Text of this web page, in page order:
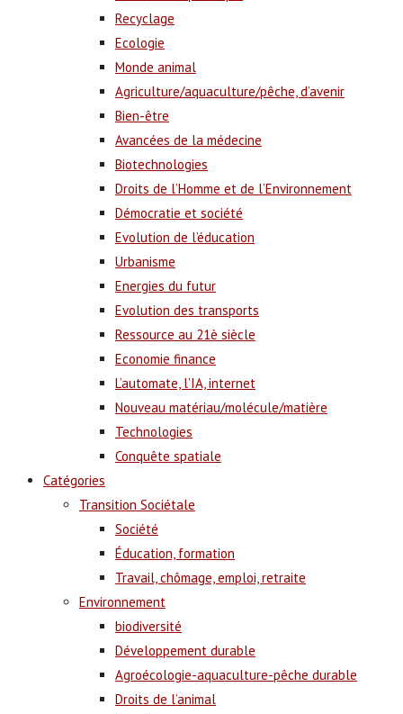
Recyclage
Ecologie
Monde animal
Agriculture/aquaculture/pêche, d’avenir
Bien-être
Avancées de la médecine
Biotechnologies
Droits de l’Homme et de l’Environnement
Démocratie et société
Evolution de l’éducation
Urbanisme
Energies du futur
Evolution des transports
Ressource au 21è siècle
Economie finance
L’automate, l’IA, internet
Nouveau matériau/molécule/matière
Technologies
Conquête spatiale
Catégories
Transition Sociétale
Société
Éducation, formation
Travail, chômage, emploi, retraite
Environnement
biodiversité
Développement durable
Agroécologie-aquaculture-pêche durable
Droits de l’animal